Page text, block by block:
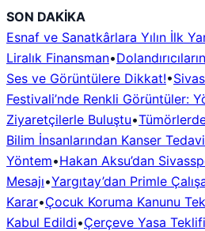
İçeriğe
geç
SON DAKİKA
Esnaf ve Sanatkârlara Yılın İlk
Liralık Finansman•
Ses ve Görüntülere Dikkat!•
Festivali’nde Renkli Görüntüler:
Ziyaretçilerle Buluştu•
Bilim İnsanlarından Kanser
Yöntem•Hakan Aksu’dan
Mesajı•Yargıtay’dan Primle
Karar•Çocuk Koruma Kanunu
Kabul Edildi•Çerçeve Yasa